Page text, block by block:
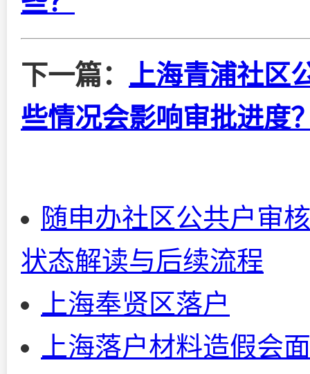
下一篇： 上海青浦社区
些情况会影响审批进度
随申办社区公共户审
状态解读与后续流程
上海奉贤区落户
上海落户材料造假会